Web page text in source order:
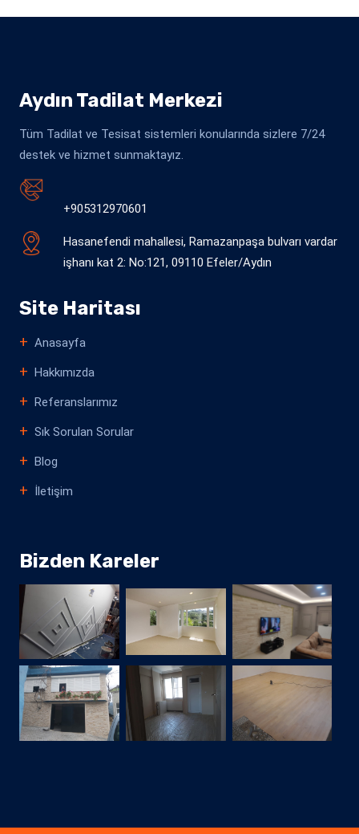
Aydın Tadilat Merkezi
Tüm Tadilat ve Tesisat sistemleri konularında sizlere 7/24
destek ve hizmet sunmaktayız.
+905312970601
Hasanefendi mahallesi, Ramazanpaşa bulvarı vardar
işhanı kat 2: No:121, 09110 Efeler/Aydın
Site Haritası
Anasayfa
Hakkımızda
Referanslarımız
Sık Sorulan Sorular
Blog
İletişim
Bizden Kareler